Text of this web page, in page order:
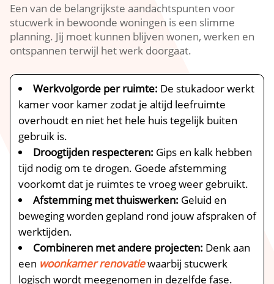
Een van de belangrijkste aandachtspunten voor
stucwerk in bewoonde woningen is een slimme
planning.​ Jij moet kunnen blijven wonen, werken en
ontspannen terwijl het werk doorgaat.​
Werkvolgorde per ruimte: De stukadoor werkt
kamer voor kamer zodat je altijd leefruimte
overhoudt en niet het hele huis tegelijk buiten
gebruik is.​
Droogtijden respecteren: Gips en kalk hebben
tijd nodig om te drogen.​ Goede afstemming
voorkomt dat je ruimtes te vroeg weer gebruikt.​
Afstemming met thuiswerken: Geluid en
beweging worden gepland rond jouw afspraken of
werktijden.​
Combineren met andere projecten: Denk aan
een woonkamer renovatiewaarbij stucwerk
logisch wordt meegenomen in dezelfde fase.​